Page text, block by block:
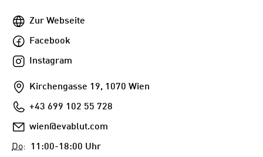
WebseiteZur Webseite
FacebookFacebook
Instagram
Instagram
AddresseKirchengasse 19, 1070 Wien
Telefon+43 699 102 55 728
E-
wien@evablut.com
Do: 11:00-18:00 Uhr